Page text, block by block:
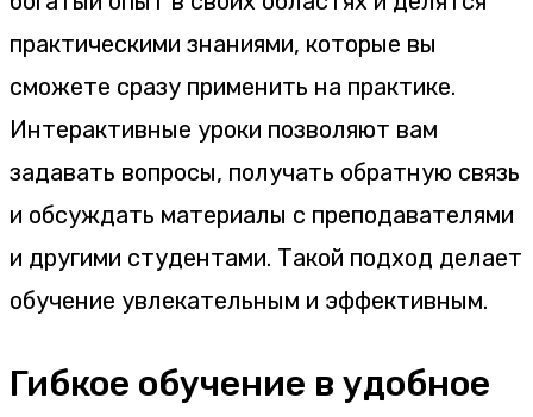
практическими знаниями, которые вы
сможете сразу применить на практике.
Интерактивные уроки позволяют вам
задавать вопросы, получать обратную связь
и обсуждать материалы с преподавателями
и другими студентами. Такой подход делает
обучение увлекательным и эффективным.
Гибкое обучение в удобное